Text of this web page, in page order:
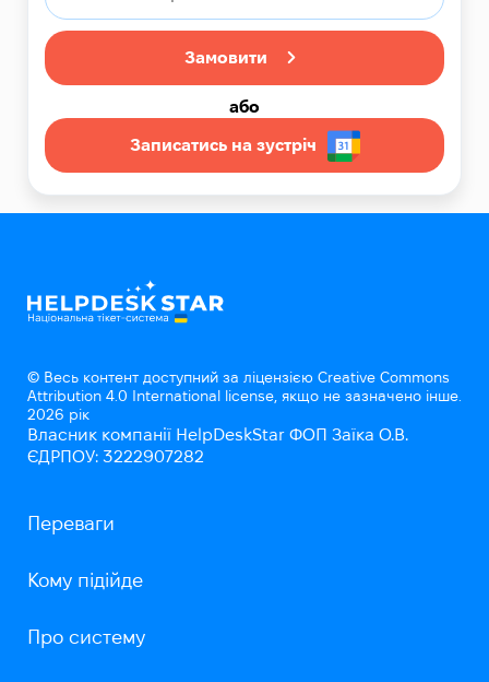
Замовити
або
Записатись на зустріч
© Весь контент доступний за ліцензією Creative Commons
Attribution 4.0 International license, якщо не зазначено інше.
2026 рік
Власник компанії HelpDeskStar ФОП Заїка О.В.
ЄДРПОУ: 3222907282
Переваги
Кому підійде
Про систему